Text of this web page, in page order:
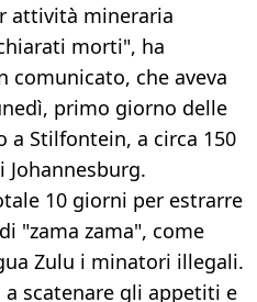
attività mineraria
morti", ha
comunicato, che aveva
primo giorno delle
a Stilfontein, a circa 150
10 giorni per estrarre
"zama zama", come
Zulu i minatori illegali.
scatenare gli appetiti e